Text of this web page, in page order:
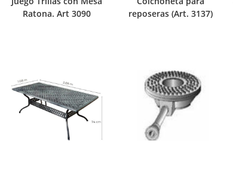
Ratona. Art 3090
reposeras (Art. 3137)